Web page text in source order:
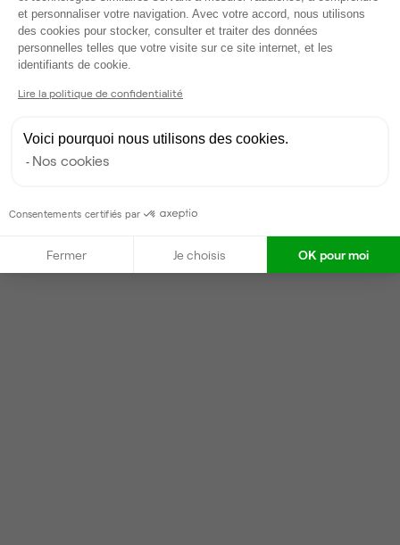
F Fabien
Partenaire depuis 2022
Répond en moins d'une heure
Locataires trouvés sur Ubiq : 87
et personnaliser votre navigation. Avec votre accord, nous utilisons
des cookies pour stocker, consulter et traiter des données
personnelles telles que votre visite sur ce site internet, et les
identifiants de cookie.
Lire la politique de confidentialité
Voici pourquoi nous utilisons des cookies.
Nos cookies
Consentements certifiés par
Fermer Je choisis OK pour moi